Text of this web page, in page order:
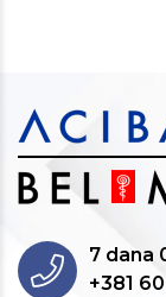
7 dana
+381